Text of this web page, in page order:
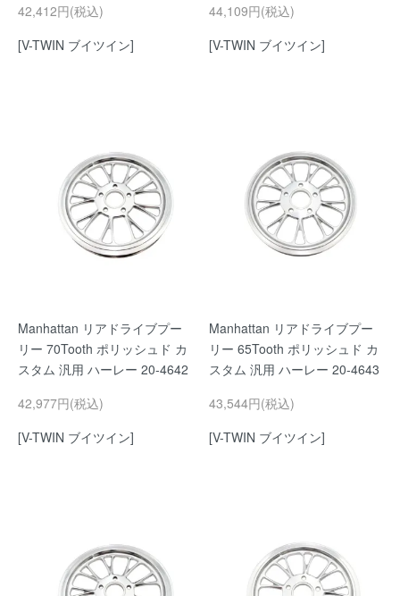
42,412円(税込)
[V-TWIN ブイツイン]
44,109円(税込)
[V-TWIN ブイツイン]
Manhattan リアドライブプー
リー 70Tooth ポリッシュド カ
スタム 汎用 ハーレー 20-4642
42,977円(税込)
[V-TWIN ブイツイン]
Manhattan リアドライブプー
リー 65Tooth ポリッシュド カ
スタム 汎用 ハーレー 20-4643
43,544円(税込)
[V-TWIN ブイツイン]